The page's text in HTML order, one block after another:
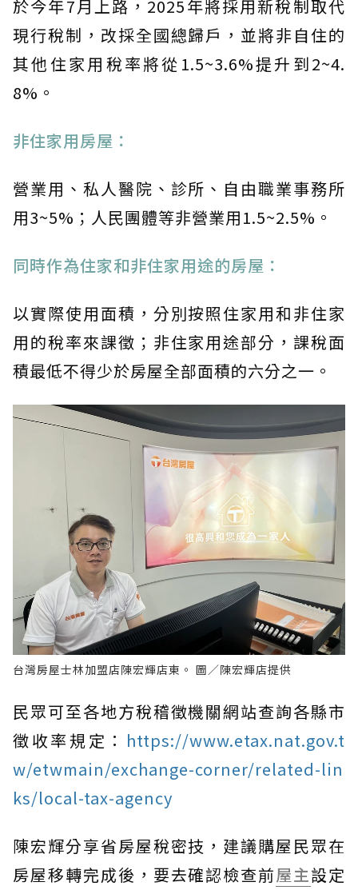
於今年7月上路，2025年將採用新稅制取代
現行稅制，改採全國總歸戶，並將非自住的
其他住家用稅率將從1.5~3.6%提升到2~4.
8%。
非住家用房屋：
營業用、私人醫院、診所、自由職業事務所
用3~5%；人民團體等非營業用1.5~2.5%。
同時作為住家和非住家用途的房屋：
以實際使用面積，分別按照住家用和非住家
用的稅率來課徵；非住家用途部分，課稅面
積最低不得少於房屋全部面積的六分之一。
台灣房屋士林加盟店陳宏輝店東。 圖／陳宏輝店提供
民眾可至各地方稅稽徵機關網站查詢各縣市
徵收率規定： https://www.etax.nat.gov.t
w/etwmain/exchange-corner/related-lin
ks/local-tax-agency
陳宏輝分享省房屋稅密技，建議購屋民眾在
房屋移轉完成後，要去確認檢查前屋主設定